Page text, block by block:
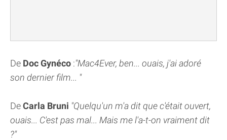
De Doc Gynéco :"Mac4Ever, ben... ouais, j'ai adoré
son dernier film... "
DeCarla Bruni "Quelqu'un m'a dit que c'était ouvert,
ouais... C'est pas mal... Mais me l'a-t-on vraiment dit
?"